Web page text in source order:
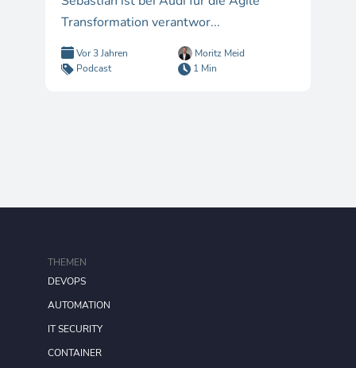
Transformation verantwor...
Vor 3 Jahren
Moritz Meid
Podcast
1 Min
THEMEN
DEVOPS
AUTOMATION
IT SECURITY
CONTAINER